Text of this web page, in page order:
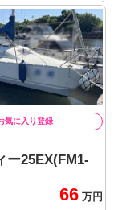
ー25EX(FM1-
66 万円